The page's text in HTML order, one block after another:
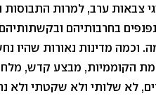
צבאות ערב, למרות
בחרבותיהם
וכמה מדינות נאורות שהיו
הקוממיות, מבצע קדש,
לא שלותי ולא שקטתי ולא